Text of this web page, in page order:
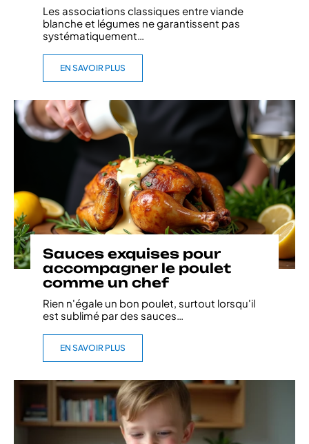
Les associations classiques entre viande
blanche et légumes ne garantissent pas
systématiquement…
EN SAVOIR PLUS
Sauces exquises pour
accompagner le poulet
comme un chef
Rien n'égale un bon poulet, surtout lorsqu'il
est sublimé par des sauces…
EN SAVOIR PLUS